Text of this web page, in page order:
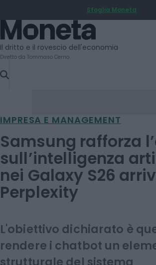
TO
CONTENT
Sfoglia Moneta
Moneta
Il dritto e il rovescio dell'economia
Diretto da Tommaso Cerno
IMPRESA E MANAGEMENT
Samsung rafforza
sull’intelligenza
nei Galaxy S26
Perplexity
L'obiettivo dichiarato è
rendere i chatbot un
strutturale del sistema